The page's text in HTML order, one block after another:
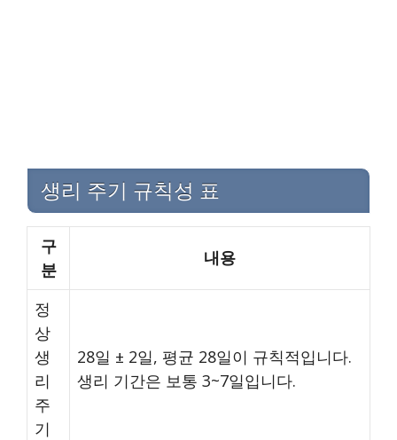
생리 주기 규칙성 표
구
분
내용
정
상
생
리
주
기
28일 ± 2일, 평균 28일이 규칙적입니다.
생리 기간은 보통 3~7일입니다.